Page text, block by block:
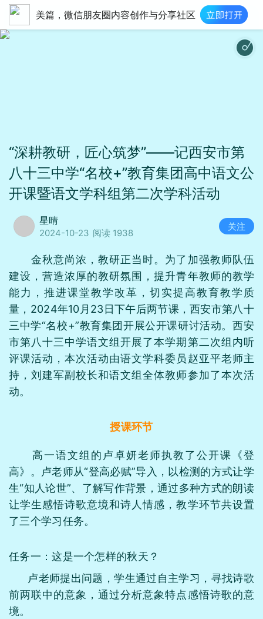
美篇，微信朋友圈内容创作与分享社区
“深耕教研，匠心筑梦”——记西安市第
八十三中学“名校+”教育集团高中语文公
开课暨语文学科组第二次学科活动
星晴
2024-10-23 阅读 1938
关注
金秋意尚浓，教研正当时。为了加强教师队伍
建设，营造浓厚的教研氛围，提升青年教师的教学
能力，推进课堂教学改革，切实提高教育教学质
量，2024年10月23日下午后两节课，西安市第八十
三中学“名校+”教育集团开展公开课研讨活动。西安
市第八十三中学语文组开展了本学期第二次组内听
评课活动，本次活动由语文学科委员赵亚平老师主
持，刘建军副校长和语文组全体教师参加了本次活
动。
授课环节
高一语文组的卢卓妍老师执教了公开课《登
高》。卢老师从“登高必赋”导入，以检测的方式让学
生“知人论世”、了解写作背景，通过多种方式的朗读
让学生感悟诗歌意境和诗人情感，教学环节共设置
了三个学习任务。
任务一：这是一个怎样的秋天？
卢老师提出问题，学生通过自主学习，寻找诗歌
前两联中的意象，通过分析意象特点感悟诗歌的意
境。